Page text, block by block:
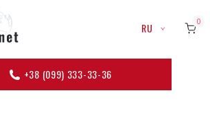
+38 (099) 333-33-36
RU 0